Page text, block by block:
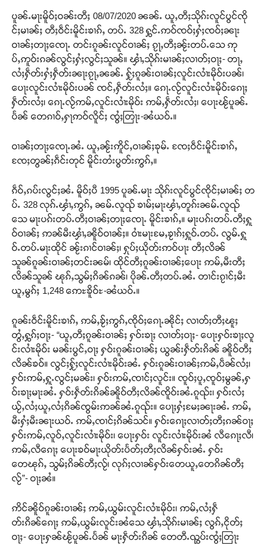
ပူၼ်ႉမႃးမိူဝ်ႈဝၼ်းတီႈ 08/07/2020 ၼၼ်ႉ ယူႇတီႈသိုၵ်းလူင်ပွင်ၸို
င်ႈမၢၼ်ႈ တီႈဝဵင်းမိူင်းၶၢၵ်ႇ တပ်ႉ 328 ႁွင်ႉဢဝ်ၸဝ်ႈႁႆႈၸဝ်ႈၼႃး
ဝၢၼ်ႈတႃႈၸေႃႉ တင်းၵူၼ်းလူင်ဝၢၼ်ႈ ၵႂႃႇတီႈၼႂ်းတပ်ႉသေ ဢု
ပ်ႇဢူဝ်းၵၼ်လွင်ႈႁႆႈလွင်ႈသူၼ်။ ၾၢႆႇသိုၵ်းမၢၼ်ႈလၢတ်ႈဝႃႈ- တႃႇ
လႆႈႁဵတ်းႁႆႈႁဵတ်းၼႃးၵႂႃႇၼၼ်ႉ ႁႂ်ႈၵူၼ်းဝၢၼ်ႈလူင်းလၢႆးမိုဝ်းပၼ်၊
ပေႃးလူင်းလၢႆးမိုဝ်းပၼ် ၸင်ႇႁဵတ်းလႆႈ။ ၵေႃႉလႂ်လူင်းလၢႆးမိုဝ်းၵေႃႈ
ႁဵတ်းလႆႈ၊ ၵေႃႉလႂ်ဢမ်ႇလူင်းလၢႆးမိုဝ်း ဢမ်ႇႁဵတ်းလႆႈ၊ ပေႃးၽႂ်ပူၼ်ႉ
ပႅၼ် တေၵၢဝ်ႇႁႃဢဝ်လိူင်ႈ ၸွႆႈတြႃး-ၼႆယဝ်ႉ။
ဝၢၼ်ႈတႃႈၸေႃႉၼႆႉ ယူႇၼႂ်းဢိူင်ႇဝၢၼ်ႈၶုမ်ႉ ၸႄႈဝဵင်းမိူင်းၶၢၵ်ႇ
ၸႄႈတွၼ်ႈၵဵင်းတုင် မိူင်းတႆးပွတ်းဢွၵ်ႇ။
ၵဵဝ်ႇၵပ်းလွင်ႈၼႆႉ မိူဝ်ႈပီ 1995 ပူၼ်ႉမႃး သိုၵ်းလူင်ပွင်ၸိုင်ႈမၢၼ်ႈ တ
ပ်ႉ 328 လုၵ်ႉၾၢႆႇဢွၵ်ႇ ၼမ်ႉလူၺ် ၶၢမ်ႈမႃးၾၢႆႇတူၵ်းၼမ်ႉလူၺ်
သေ မႃးပၵ်းတပ်ႉတီႈဝၢၼ်ႈတႃႈၸေႃႉ မိူင်းၶၢၵ်ႇ။ မႃးပၵ်းတပ်ႉတီႈႁူ
ဝ်ဝၢၼ်ႈ ဢၼ်မီးၾၢႆႇၼိူဝ်ဝၢၼ်ႈ။ ဝၢႆးမႃးမႄႇၶႂၢၵ်ႈႁူဝ်ႉတပ်ႉ လွမ်ႉႁူ
ဝ်ႉတပ်ႉမႃးထိုင် ၼႂ်းၵၢင်ဝၢၼ်ႈ၊ ႁုပ်ႈယိုတ်းဢဝ်ပႃး တီႈလိၼ်
သူၼ်ၵူၼ်းဝၢၼ်ႈတင်းၼမ်၊ ထိုင်တီႈၵူၼ်းဝၢၼ်ႈပေႃး ဢမ်ႇမီးတီႈ
လိၼ်သူၼ် ၽုၵ်ႇသွမ်ႈၵိၼ်ၵၼ်၊ ပိုၼ်ႉတီႈတပ်ႉၼႆႉ တၢင်းၵႂၢင်ႈမီး
ယူႇမွၵ်ႈ 1,248 ဢေႊၶိူဝ်ႊ-ၼႆယဝ်ႉ။
ၵူၼ်းဝဵင်းမိူင်းၶၢၵ်ႇ ဢမ်ႇၶႂ်ႈဢွၵ်ႇၸိုဝ်ႈၵေႃႉၼိုင်ႈ လၢတ်ႈတီႈၽူႈ
တွႆႇႁွၵ်ႈဝႃႈ- “ယူႇတီႈၵူၼ်းဝၢၼ်ႈ ႁဝ်းၶႃႈ လၢတ်ႈဝႃႈ- ပေႃးႁဝ်းၶႃႈလူ
င်းလၢႆးမိုဝ်း မၼ်းပွင်ႇဝႃႈ ႁဝ်းၵူၼ်းဝၢၼ်ႈ ယွၼ်းႁဵတ်းၵိၼ် ၼိူဝ်တီႈ
လိၼ်ၶဝ်။ လွင်ႈႁႂ်ႈလူင်းလၢႆးမိုဝ်းၼႆႉ ႁဝ်းၵူၼ်းဝၢၼ်ႈဢမ်ႇပဵၼ်လႆႈ၊
ႁဝ်းဢမ်ႇႁူႉလွင်ႈမၼ်း၊ ႁဝ်းဢမ်ႇၸၢင်ႈလူင်း။ ၸူဝ်ႈပူႇၸူဝ်ႈမွၼ်ႇႁ
ဝ်းၶႃႈမႃးၼႆႉ ႁဝ်းႁဵတ်းၵိၼ်ၼိူဝ်တီႈလိၼ်ၸိူဝ်းၼႆႉၵူၺ်း၊ ႁဝ်းလႆႈ
ယႂ်ႇလႆႈယူႇလႆႈၵိၼ်ၸွမ်းဢၼ်ၼႆႉၵူၺ်း။ ပေႃႈႁႆႈမႄႈၼႃးၼႆႉ ဢမ်ႇ
မီးႁႆႈမီးၼႃးယဝ်ႉ ဢမ်ႇၸၢင်ႈၵိၼ်သင်။ ႁဝ်းၵေႃႈလၢတ်ႈတီႈၵၼ်ဝႃႈ
ႁဝ်းဢမ်ႇလူဝ်ႇလူင်းလၢႆးမိုဝ်း၊ ပေႃးႁဝ်း လူင်းလၢႆးမိုဝ်းၼႆ လီၵေႃႈလီ၊
ဢမ်ႇလီၵေႃႈ ပေႃးၶဝ်မႃးယိုတ်းပႅတ်ႈတီႈလိၼ်ႁဝ်းၼႆႉ ႁဝ်း
တေၽုၵ်ႇ သွမ်ႈၵိၼ်တီႈလႂ်၊ လုၵ်ႈလၢၼ်ႁဝ်းတေယူႇတေၵိၼ်တီႈ
လႂ်”- ဝႃႈၼႆ။
ဢိင်ၼိူဝ်ၵူၼ်းဝၢၼ်ႈ ဢမ်ႇယွမ်းလူင်းလၢႆးမိုဝ်း၊ ဢမ်ႇလႆႈႁဵ
တ်းၵိၼ်ၵေႃႈ ဢမ်ႇယွမ်းလူင်းၼႆသေ ၾၢႆႇသိုၵ်းမၢၼ်ႈ လွၵ်ႇငိုတ်ႈ
ဝႃႈ- ပေႃးႁၼ်ၽႂ်ပူၼ်ႉပႅၼ် မႃးႁဵတ်းၵိၼ် တေတီႉၺွပ်းၸွႆႈတြႃး